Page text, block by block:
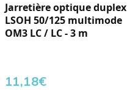
Jarretière optique duplex
LSOH 50/125 multimode
OM3 LC / LC - 3 m
11,18€